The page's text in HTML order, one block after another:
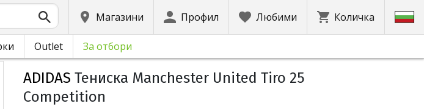
Магазини Профил Любими Количка
Outlet За отбори
ADIDAS Тениска Manchester United Tiro 25
Competition